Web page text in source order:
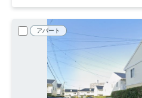
アパート